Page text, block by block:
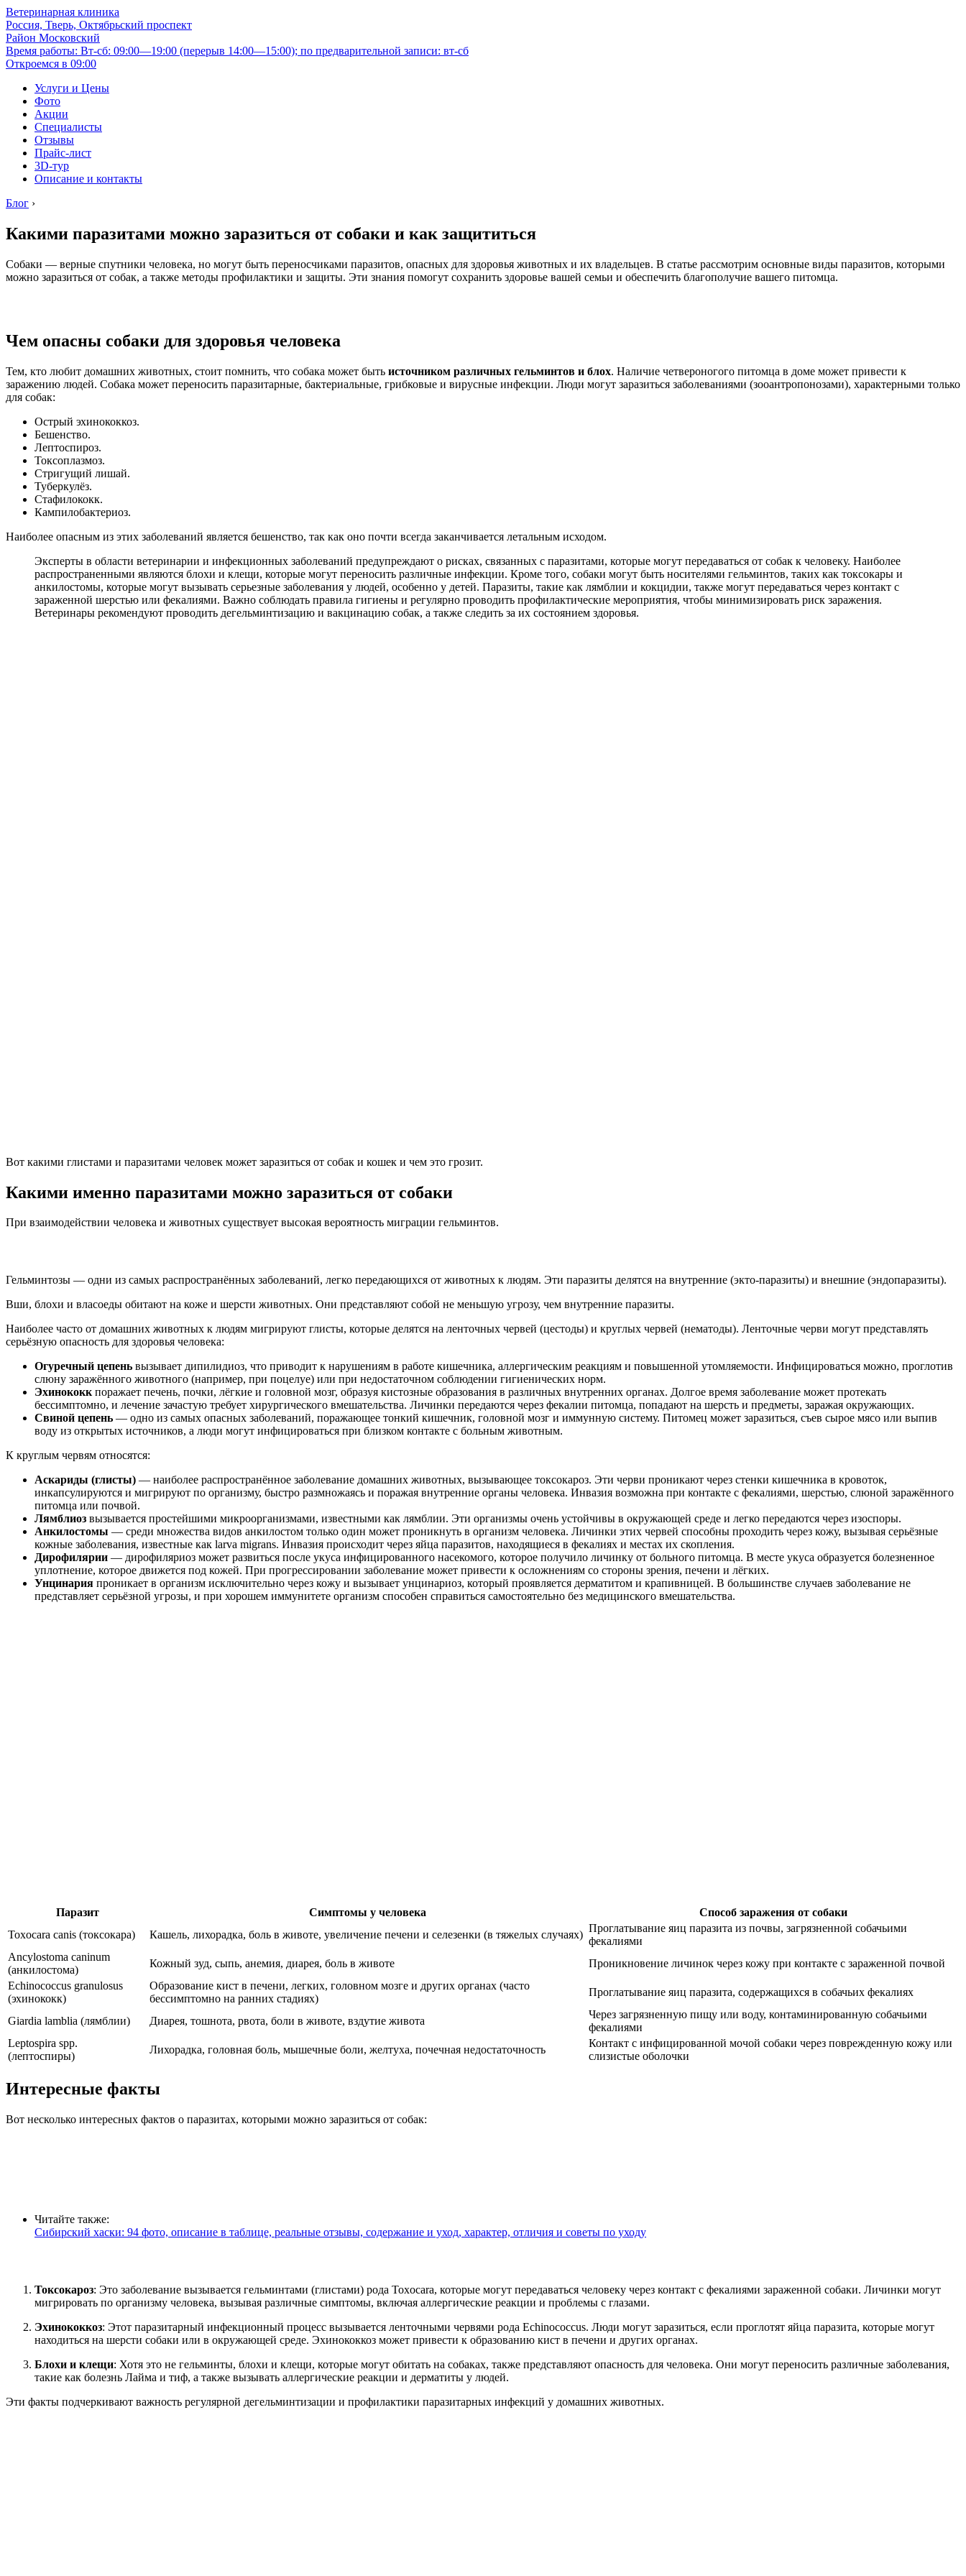
Ветеринарная клиника
Россия, Тверь, Октябрьский проспект
Район Московский
Время работы: Вт-сб: 09:00—19:00 (перерыв 14:00—15:00); по предварительной записи: вт-сб
Откроемся в 09:00
Услуги и Цены
Фото
Акции
Специалисты
Отзывы
Прайс-лист
3D-тур
Описание и контакты
Блог ›
Какими паразитами можно заразиться от собаки и как защититься
Собаки — верные спутники человека, но могут быть переносчиками паразитов, опасных для здоровья животных и их владельцев. В статье рассмотрим основные виды паразитов, которыми
можно заразиться от собак, а также методы профилактики и защиты. Эти знания помогут сохранить здоровье вашей семьи и обеспечить благополучие вашего питомца.
Чем опасны собаки для здоровья человека
Тем, кто любит домашних животных, стоит помнить, что собака может быть источником различных гельминтов и блох. Наличие четвероногого питомца в доме может привести к
заражению людей. Собака может переносить паразитарные, бактериальные, грибковые и вирусные инфекции. Люди могут заразиться заболеваниями (зооантропонозами), характерными только
для собак:
Острый эхинококкоз.
Бешенство.
Лептоспироз.
Токсоплазмоз.
Стригущий лишай.
Туберкулёз.
Стафилококк.
Кампилобактериоз.
Наиболее опасным из этих заболеваний является бешенство, так как оно почти всегда заканчивается летальным исходом.
Эксперты в области ветеринарии и инфекционных заболеваний предупреждают о рисках, связанных с паразитами, которые могут передаваться от собак к человеку. Наиболее
распространенными являются блохи и клещи, которые могут переносить различные инфекции. Кроме того, собаки могут быть носителями гельминтов, таких как токсокары и
анкилостомы, которые могут вызывать серьезные заболевания у людей, особенно у детей. Паразиты, такие как лямблии и кокцидии, также могут передаваться через контакт с
зараженной шерстью или фекалиями. Важно соблюдать правила гигиены и регулярно проводить профилактические мероприятия, чтобы минимизировать риск заражения.
Ветеринары рекомендуют проводить дегельминтизацию и вакцинацию собак, а также следить за их состоянием здоровья.
Вот какими глистами и паразитами человек может заразиться от собак и кошек и чем это грозит.
Какими именно паразитами можно заразиться от собаки
При взаимодействии человека и животных существует высокая вероятность миграции гельминтов.
Гельминтозы — одни из самых распространённых заболеваний, легко передающихся от животных к людям. Эти паразиты делятся на внутренние (экто-паразиты) и внешние (эндопаразиты).
Вши, блохи и власоеды обитают на коже и шерсти животных. Они представляют собой не меньшую угрозу, чем внутренние паразиты.
Наиболее часто от домашних животных к людям мигрируют глисты, которые делятся на ленточных червей (цестоды) и круглых червей (нематоды). Ленточные черви могут представлять
серьёзную опасность для здоровья человека:
Огуречный цепень вызывает дипилидиоз, что приводит к нарушениям в работе кишечника, аллергическим реакциям и повышенной утомляемости. Инфицироваться можно, проглотив
слюну заражённого животного (например, при поцелуе) или при недостаточном соблюдении гигиенических норм.
Эхинококкпоражает печень, почки, лёгкие и головной мозг, образуя кистозные образования в различных внутренних органах. Долгое время заболевание может протекать
бессимптомно, и лечение зачастую требует хирургического вмешательства. Личинки передаются через фекалии питомца, попадают на шерсть и предметы, заражая окружающих.
Свиной цепень — одно из самых опасных заболеваний, поражающее тонкий кишечник, головной мозг и иммунную систему. Питомец может заразиться, съев сырое мясо или выпив
воду из открытых источников, а люди могут инфицироваться при близком контакте с больным животным.
К круглым червям относятся:
Аскариды (глисты) — наиболее распространённое заболевание домашних животных, вызывающее токсокароз. Эти черви проникают через стенки кишечника в кровоток,
инкапсулируются и мигрируют по организму, быстро размножаясь и поражая внутренние органы человека. Инвазия возможна при контакте с фекалиями, шерстью, слюной заражённого
питомца или почвой.
Лямблиоз вызывается простейшими микроорганизмами, известными как лямблии. Эти организмы очень устойчивы в окружающей среде и легко передаются через изоспоры.
Анкилостомы — среди множества видов анкилостом только один может проникнуть в организм человека. Личинки этих червей способны проходить через кожу, вызывая серьёзные
кожные заболевания, известные как larva migrans. Инвазия происходит через яйца паразитов, находящиеся в фекалиях и местах их скопления.
Дирофилярии — дирофиляриоз может развиться после укуса инфицированного насекомого, которое получило личинку от больного питомца. В месте укуса образуется болезненное
уплотнение, которое движется под кожей. При прогрессировании заболевание может привести к осложнениям со стороны зрения, печени и лёгких.
Унцинария проникает в организм исключительно через кожу и вызывает унцинариоз, который проявляется дерматитом и крапивницей. В большинстве случаев заболевание не
представляет серьёзной угрозы, и при хорошем иммунитете организм способен справиться самостоятельно без медицинского вмешательства.
Паразит Симптомы у человека
Способ заражения от собаки
Toxocara canis (токсокара)
Кашель, лихорадка, боль в животе, увеличение печени и селезенки (в тяжелых случаях)
Проглатывание яиц паразита из почвы, загрязненной собачьими
фекалиями
Ancylostoma caninum
(анкилостома)
Кожный зуд, сыпь, анемия, диарея, боль в животе
Проникновение личинок через кожу при контакте с зараженной почвой
Echinococcus granulosus
(эхинококк)
Образование кист в печени, легких, головном мозге и других органах (часто
бессимптомно на ранних стадиях)
Проглатывание яиц паразита, содержащихся в собачьих фекалиях
Giardia lamblia (лямблии) Диарея, тошнота, рвота, боли в животе, вздутие живота
Через загрязненную пищу или воду, контаминированную собачьими
фекалиями
Leptospira spp.
(лептоспиры)
Лихорадка, головная боль, мышечные боли, желтуха, почечная недостаточность
Контакт с инфицированной мочой собаки через поврежденную кожу или
слизистые оболочки
Интересные факты
Вот несколько интересных фактов о паразитах, которыми можно заразиться от собак:
Читайте также:
Сибирский хаски: 94 фото, описание в таблице, реальные отзывы, содержание и уход, характер, отличия и советы по уходу
Токсокароз: Это заболевание вызывается гельминтами (глистами) рода Toxocara, которые могут передаваться человеку через контакт с фекалиями зараженной собаки. Личинки могут
мигрировать по организму человека, вызывая различные симптомы, включая аллергические реакции и проблемы с глазами.
Эхинококкоз: Этот паразитарный инфекционный процесс вызывается ленточными червями рода Echinococcus. Люди могут заразиться, если проглотят яйца паразита, которые могут
находиться на шерсти собаки или в окружающей среде. Эхинококкоз может привести к образованию кист в печени и других органах.
Блохи и клещи: Хотя это не гельминты, блохи и клещи, которые могут обитать на собаках, также представляют опасность для человека. Они могут переносить различные заболевания,
такие как болезнь Лайма и тиф, а также вызывать аллергические реакции и дерматиты у людей.
Эти факты подчеркивают важность регулярной дегельминтизации и профилактики паразитарных инфекций у домашних животных.